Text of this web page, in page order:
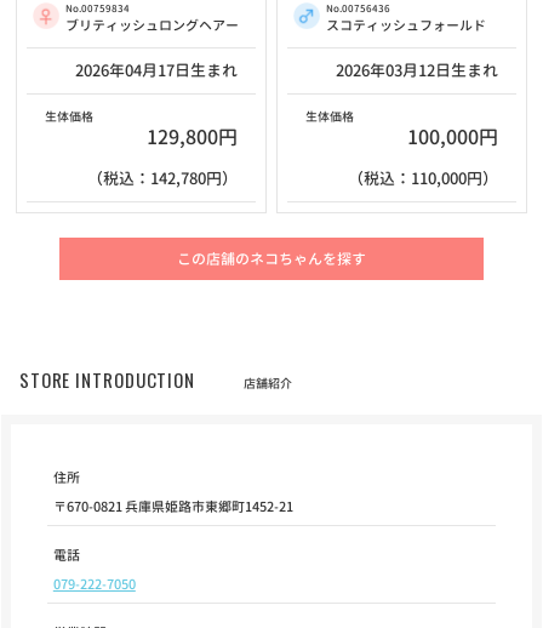
No.00759834
ブリティッシュロングヘアー
2026年04月17日生まれ
生体価格
129,800円
（税込：142,780円）
No.00756436
スコティッシュフォールド
2026年03月12日生まれ
生体価格
100,000円
（税込：110,000円）
この店舗のネコちゃんを探す
STORE INTRODUCTION 店舗紹介
住所
〒670-0821 兵庫県姫路市東郷町1452-21
電話
079-222-7050